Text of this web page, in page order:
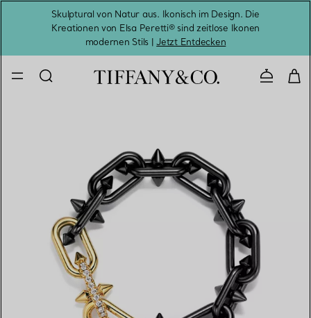
Skulptural von Natur aus. Ikonisch im Design. Die
Kreationen von Elsa Peretti® sind zeitlose Ikonen
modernen Stils |Jetzt Entdecken